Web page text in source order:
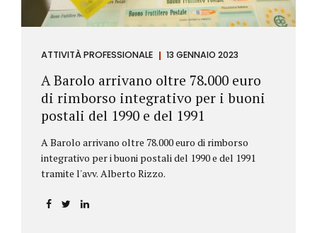
ATTIVITÀ PROFESSIONALE 13 GENNAIO 2023
A Barolo arrivano oltre 78.000 euro
di rimborso integrativo per i buoni
postali del 1990 e del 1991
A Barolo arrivano oltre 78.000 euro di rimborso
integrativo per i buoni postali del 1990 e del 1991
tramite l'avv. Alberto Rizzo.